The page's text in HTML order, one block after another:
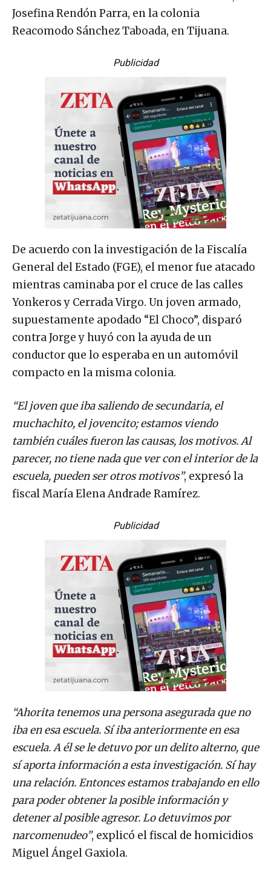
Josefina Rendón Parra, en la colonia
Reacomodo Sánchez Taboada, en Tijuana.
Publicidad
De acuerdo con la investigación de la Fiscalía
General del Estado (FGE), el menor fue atacado
mientras caminaba por el cruce de las calles
Yonkeros y Cerrada Virgo. Un joven armado,
supuestamente apodado “El Choco”, disparó
contra Jorge y huyó con la ayuda de un
conductor que lo esperaba en un automóvil
compacto en la misma colonia.
“El joven que iba saliendo de secundaria, el
muchachito, el jovencito; estamos viendo
también cuáles fueron las causas, los motivos. Al
parecer, no tiene nada que ver con el interior de la
escuela, pueden ser otros motivos”, expresó la
fiscal María Elena Andrade Ramírez.
Publicidad
“Ahorita tenemos una persona asegurada que no
iba en esa escuela. Sí iba anteriormente en esa
escuela. A él se le detuvo por un delito alterno, que
sí aporta información a esta investigación. Sí hay
una relación. Entonces estamos trabajando en ello
para poder obtener la posible información y
detener al posible agresor. Lo detuvimos por
narcomenudeo”, explicó el fiscal de homicidios
Miguel Ángel Gaxiola.